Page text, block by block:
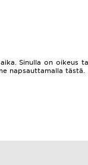
Sinulla on oikeus
napsauttamalla tästä.